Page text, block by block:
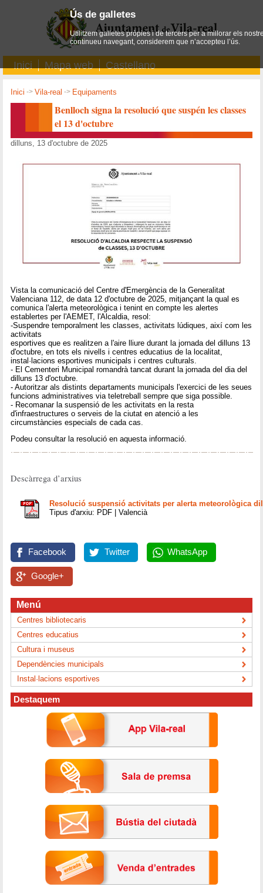
Inici Mapa web Castellano
Inici ->Vila-real -> Equipaments
Benlloch signa la resolució que suspén les classes
el 13 d'octubre
dilluns, 13 d'octubre de 2025
Vista la comunicació del Centre d'Emergència de la Generalitat
Valenciana 112, de data 12 d'octubre de 2025, mitjançant la qual es
comunica l'alerta meteorològica i tenint en compte les alertes
establertes per l'AEMET, l'Alcaldia, resol:
-Suspendre temporalment les classes, activitats lúdiques, així com les
activitats
esportives que es realitzen a l'aire lliure durant la jornada del dilluns 13
d'octubre, en tots els nivells i centres educatius de la localitat,
instal·lacions esportives municipals i centres culturals.
- El Cementeri Municipal romandrà tancat durant la jornada del dia del
dilluns 13 d'octubre.
- Autoritzar als distints departaments municipals l'exercici de les seues
funcions administratives via teletreball sempre que siga possible.
- Recomanar la suspensió de les activitats en la resta
d'infraestructures o serveis de la ciutat en atenció a les
circumstàncies especials de cada cas.
Podeu consultar la resolució en aquesta informació.
Descàrrega d’arxius
Resolució suspensió activitats per alerta meteorològica
Tipus d'arxiu: PDF | Valencià
Facebook Twitter WhatsApp
Google+
Menú
Centres bibliotecaris
Centres educatius
Cultura i museus
Dependències municipals
Instal·lacions esportives
Destaquem
Ús de galletes
Utilitzem galletes pròpies i de tercers per a millorar els
continueu navegant, considerem que n’accepteu l’ús.